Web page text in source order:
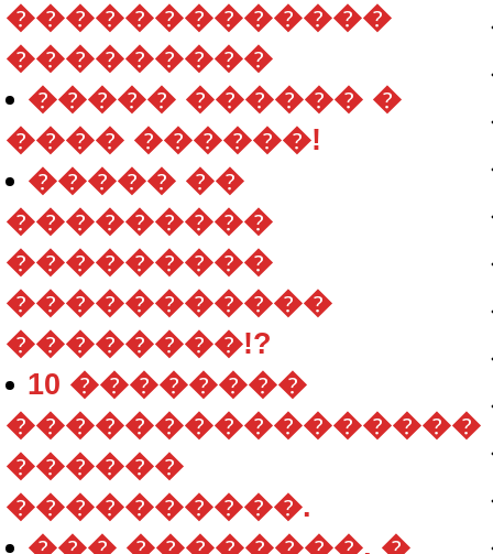
�������������
���������
����� ������ �
���� ������!
����� ��
���������
���������
�����������
��������!?
10 ��������
����������������
������
����������.
��� ��������, �